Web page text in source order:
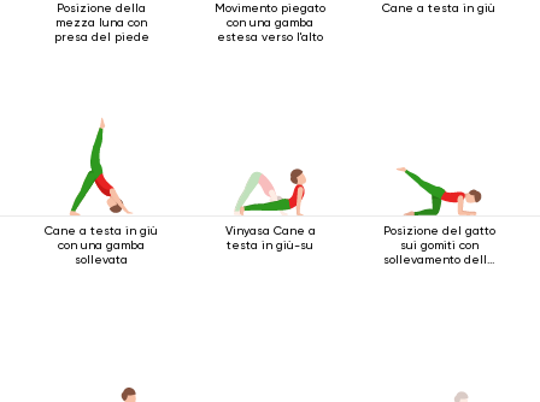
Posizione della
mezza luna con
presa del piede
Movimento piegato
con una gamba
estesa verso l'alto
Cane a testa in giù
Cane a testa in giù
con una gamba
sollevata
Vinyasa Cane a
testa in giù-su
Posizione del gatto
sui gomiti con
sollevamento della